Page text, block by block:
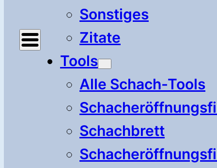
Sonstiges
Zitate
Tools
Alle Schach-Tools
Schachbrett